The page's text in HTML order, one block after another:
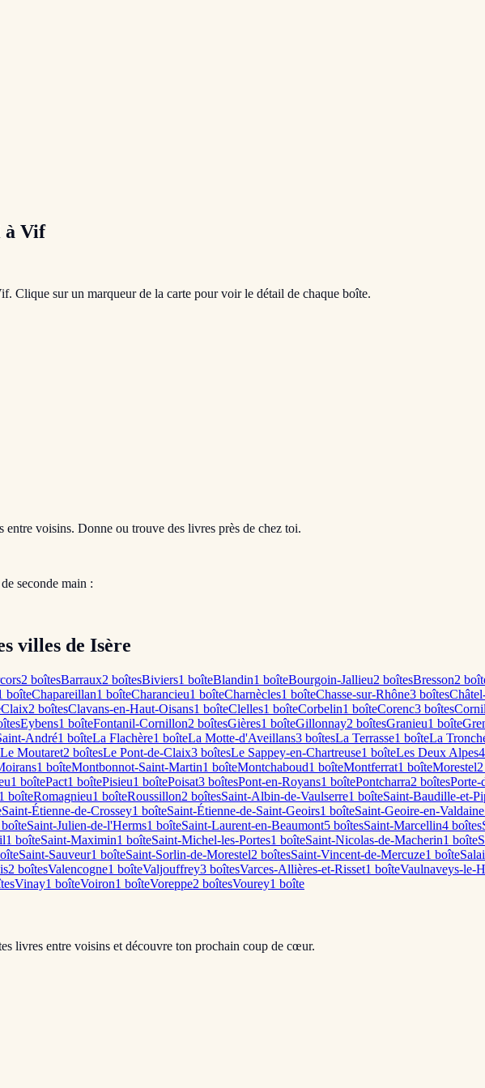
à Vif
. Clique sur un marqueur de la carte pour voir le détail de chaque boîte.
voisins. Donne ou trouve des livres près de chez toi.
seconde main :
villes de Isère
2 boîtesBarraux2 boîtesBiviers1 boîteBlandin1 boîteBourgoin-Jallieu2 boîtesBresson2
boîteChapareillan1 boîteCharancieu1 boîteCharnècles1 boîteChasse-sur-Rhône3 boîtes
Claix2 boîtesClavans-en-Haut-Oisans1 boîteClelles1 boîteCorbelin1 boîteCorenc3 boîtes
sEybens1 boîteFontanil-Cornillon2 boîtesGières1 boîteGillonnay2 boîtesGranieu1 boîte
André1 boîteLa Flachère1 boîteLa Motte-d'Aveillans3 boîtesLa Terrasse1 boîteLa
Le Moutaret2 boîtesLe Pont-de-Claix3 boîtesLe Sappey-en-Chartreuse1 boîteLes Deux Alpes4
1 boîteMontbonnot-Saint-Martin1 boîteMontchaboud1 boîteMontferrat1 boîteMorestel2
1 boîtePact1 boîtePisieu1 boîtePoisat3 boîtesPont-en-Royans1 boîtePontcharra2 boîtesPorte-
1 boîteRomagnieu1 boîteRoussillon2 boîtesSaint-Albin-de-Vaulserre1 boîteSaint-Baudille-et-
Saint-Étienne-de-Crossey1 boîteSaint-Étienne-de-Saint-Geoirs1 boîteSaint-Geoire-en-Valdaine
boîteSaint-Julien-de-l'Herms1 boîteSaint-Laurent-en-Beaumont5 boîtesSaint-Marcellin4 boîtes
1 boîteSaint-Maximin1 boîteSaint-Michel-les-Portes1 boîteSaint-Nicolas-de-Macherin1 boîte
Saint-Sauveur1 boîteSaint-Sorlin-de-Morestel2 boîtesSaint-Vincent-de-Mercuze1 boîte
2 boîtesValencogne1 boîteValjouffrey3 boîtesVarces-Allières-et-Risset1 boîteVaulnaveys-le-
sVinay1 boîteVoiron1 boîteVoreppe2 boîtesVourey1 boîte
livres entre voisins et découvre ton prochain coup de cœur.